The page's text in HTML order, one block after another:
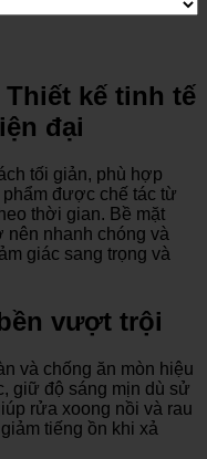
kế tinh tế
đại
tối giản, phù hợp
được chế tác từ
thời gian. Bề mặt
nên nhanh chóng và
giác sang trọng và
vượt trội
và chống ăn mòn hiệu
giữ độ sáng mịn dù sử
rửa xoong nồi và rau
tiếng ồn khi xả